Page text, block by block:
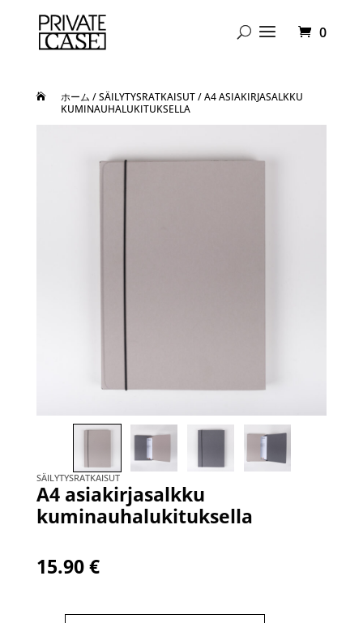
0
ホーム /SÄILYTYSRATKAISUT/ A4 ASIAKIRJASALKKU
KUMINAUHALUKITUKSELLA
SÄILYTYSRATKAISUT
A4 asiakirjasalkku
kuminauhalukituksella
15.90€